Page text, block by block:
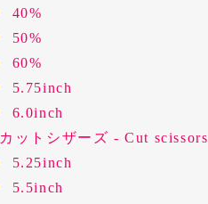
40%
50%
60%
5.75inch
6.0inch
カットシザーズ - Cut scissors
5.25inch
5.5inch